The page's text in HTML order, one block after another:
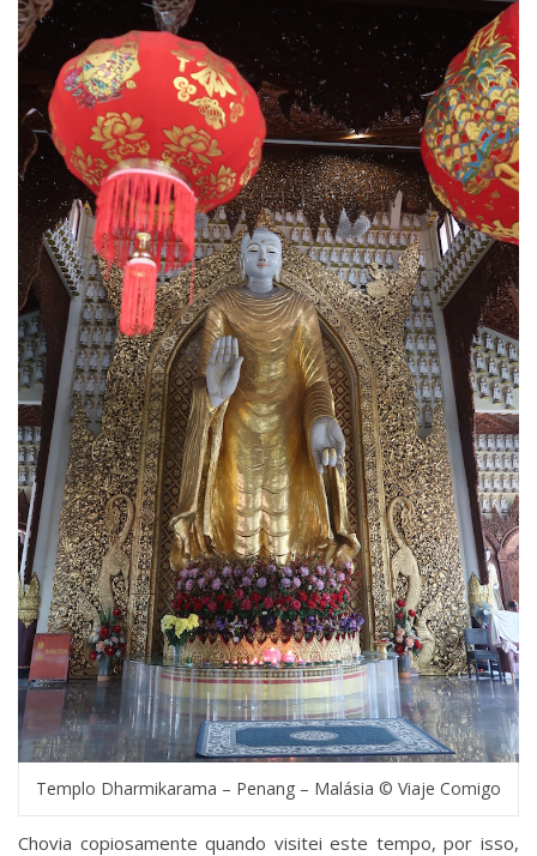
Templo Dharmikarama – Penang – Malásia © Viaje Comigo
Chovia copiosamente quando visitei este tempo, por isso,